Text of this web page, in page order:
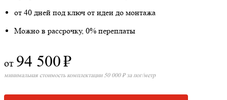
от 40 дней под ключ от идеи до монтажа
Можно в рассрочку, 0% переплаты
от 94 500₽
минимальная стоимость комплектации 50 000 ₽ за пог/метр